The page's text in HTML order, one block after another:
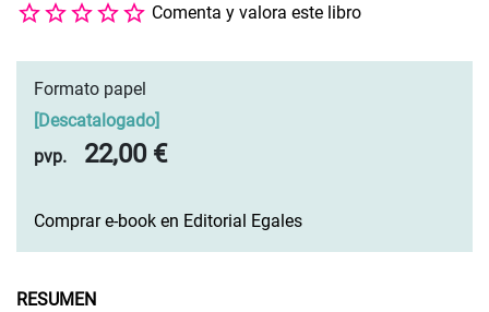
Comenta y valora este libro
Formato papel
Descatalogado]
pvp.
22,00 €
Comprar e-book en Editorial Egales
RESUMEN